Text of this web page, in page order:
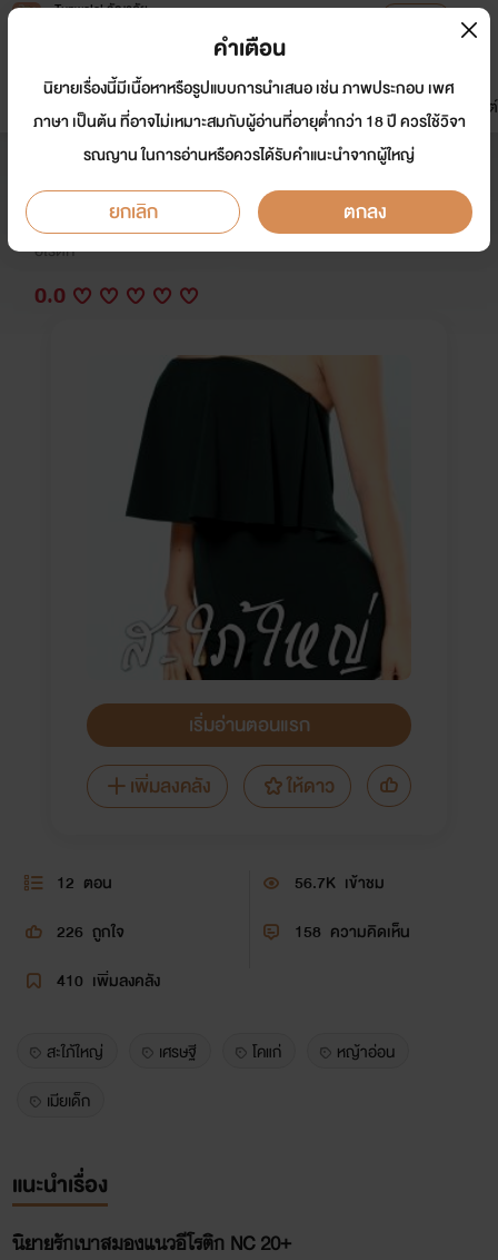
Tunwalai ธัญวลัย
หน้าแรก นิยาย อีบุ๊ก การ์ตูน
มาใหม่
ดรีมแชท ธัญลิสต์
สะใภ้ใหญ่
นักเขียน: poohpoly
อีโรติก
0.0
เริ่มอ่านตอนแรก
เพิ่มลงคลัง
ให้ดาว
12 ตอน 56.7K เข้าชม
226 ถูกใจ 158 ความคิดเห็น
410 เพิ่มลงคลัง
สะใภ้ใหญ่ เศรษฐี โคแก่
หญ้าอ่อน
เมียเด็ก
แนะนำเรื่อง
นิยายรักเบาสมองแนวอีโรติก NC 20+
คำเตือน
นิยายเรื่องนี้มีเนื้อหาหรือรูปแบบการนำเสนอ เช่น ภาพประกอบ เพศ
ภาษา เป็นต้น ที่อาจไม่เหมาะสมกับผู้อ่านที่อายุต่ำกว่า 18 ปี ควรใช้วิจา
รณญาน ในการอ่านหรือควรได้รับคำแนะนำจากผู้ใหญ่
ยกเลิก ตกลง